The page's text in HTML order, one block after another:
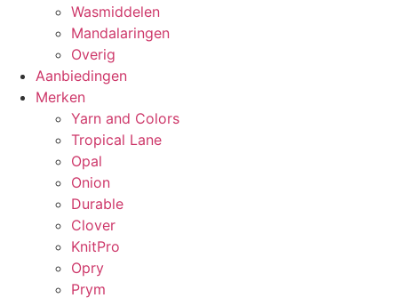
Wasmiddelen
Mandalaringen
Overig
Aanbiedingen
Merken
Yarn and Colors
Tropical Lane
Opal
Onion
Durable
Clover
KnitPro
Opry
Prym